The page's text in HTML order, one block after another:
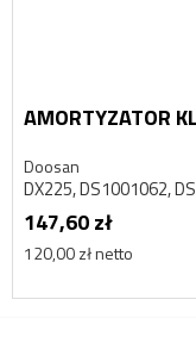
AMORTYZATOR
Doosan
DX225, DS1001062,
147,60 zł
120,00 zł netto